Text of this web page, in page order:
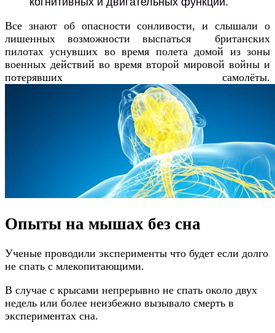
Все знают об опасности сонливости, и слышали о
лишенных возможности выспаться британских
пилотах уснувших во время полета домой из зоны
военных действий во время второй мировой войны и
потерявших самолёты.
Опыты на мышах без сна
Ученые проводили эксперименты что будет если долго
не спать с млекопитающими.
В случае с крысами непрерывно не спать около двух
недель или более неизбежно вызывало смерть в
экспериментах сна.